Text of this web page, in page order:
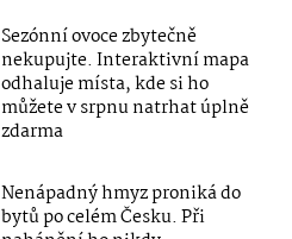
Sezónní ovoce zbytečně
nekupujte. Interaktivní mapa
odhaluje místa, kde si ho
můžete v srpnu natrhat úplně
zdarma
Nenápadný hmyz proniká do
bytů po celém Česku. Při